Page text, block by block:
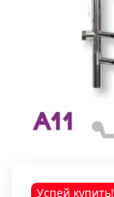
Успей купить!